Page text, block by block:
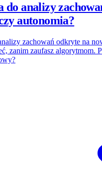
do analizy
autonomia?
zachowań odkryte na
zanim zaufasz algorytmom.